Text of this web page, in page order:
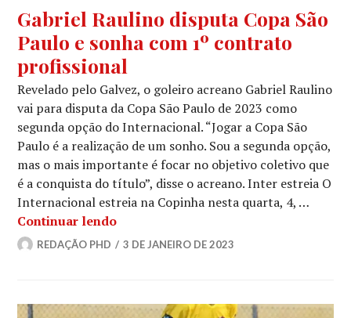
Gabriel Raulino disputa Copa São
Paulo e sonha com 1º contrato
profissional
Revelado pelo Galvez, o goleiro acreano Gabriel Raulino
vai para disputa da Copa São Paulo de 2023 como
segunda opção do Internacional. “Jogar a Copa São
Paulo é a realização de um sonho. Sou a segunda opção,
mas o mais importante é focar no objetivo coletivo que
é a conquista do título”, disse o acreano. Inter estreia O
Internacional estreia na Copinha nesta quarta, 4, …
Continuar lendo
REDAÇÃO PHD 3 DE JANEIRO DE 2023